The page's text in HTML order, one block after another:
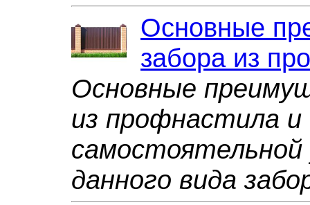
Основные
забора из
Основные
из профнастила
самостоятельной
данного вида